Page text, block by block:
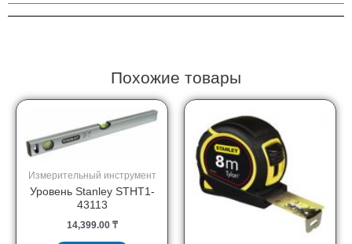
775
Похожие товары
Измерительный инструмент
Уровень Stanley STHT1-
43113
14,399.00 ₸